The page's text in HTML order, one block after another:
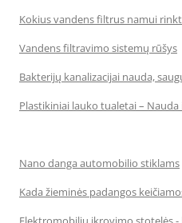
Kokius vandens filtrus namui
Vandens filtravimo sistemų rūšys
Bakterijų kanalizacijai nauda,
Plastikiniai lauko tualetai –
Nano danga automobilio stiklams
Kada žieminės padangos